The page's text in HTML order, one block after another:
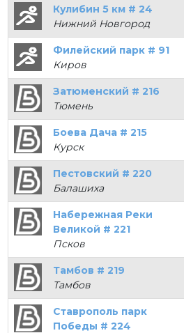
Кулибин 5 км # 24
Нижний Новгород
Филейский парк # 91
Киров
Затюменский # 216
Тюмень
Боева Дача # 215
Курск
Пестовский # 220
Балашиха
Набережная Реки
Великой # 221
Псков
Тамбов # 219
Тамбов
Ставрополь парк
Победы # 224